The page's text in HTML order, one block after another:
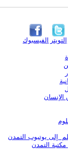
الفيسبوك التويتر
الإنسان
إلى يوتيوب التمدن
التمدن